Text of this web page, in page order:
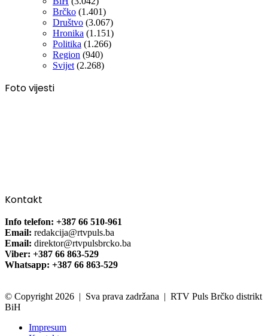
Brčko (1.401)
Društvo (3.067)
Hronika (1.151)
Politika (1.266)
Region (940)
Svijet (2.268)
Foto vijesti
Kontakt
Info telefon: +387 66 510-961
Email: redakcija@rtvpuls.ba
Email: direktor@rtvpulsbrcko.ba
Viber: +387 66 863-529
Whatsapp: +387 66 863-529
© Copyright 2026 | Sva prava zadržana | RTV Puls Brčko distrikt
BiH
Impresum